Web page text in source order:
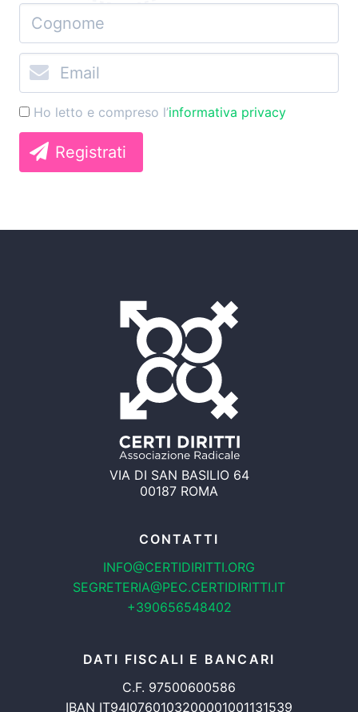
Ho letto e compreso l’informativa privacy
Registrati
VIA DI SAN BASILIO 64
00187 ROMA
CONTATTI
INFO@CERTIDIRITTI.ORG
SEGRETERIA@PEC.CERTIDIRITTI.IT
+390656548402
DATI FISCALI E BANCARI
C.F. 97500600586
IBAN IT94I0760103200001001131539